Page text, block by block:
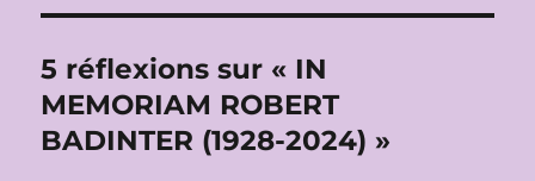
5 réflexions sur « IN
MEMORIAM ROBERT
BADINTER (1928-2024) »